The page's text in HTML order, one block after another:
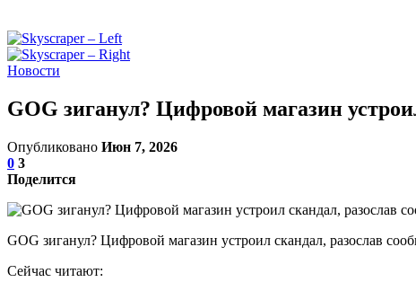
Новости
GOG зиганул? Цифровой магазин
Опубликовано Июн 7, 2026
0 3
Поделится
GOG зиганул? Цифровой магазин устроил скандал, разослав
Сейчас читают: